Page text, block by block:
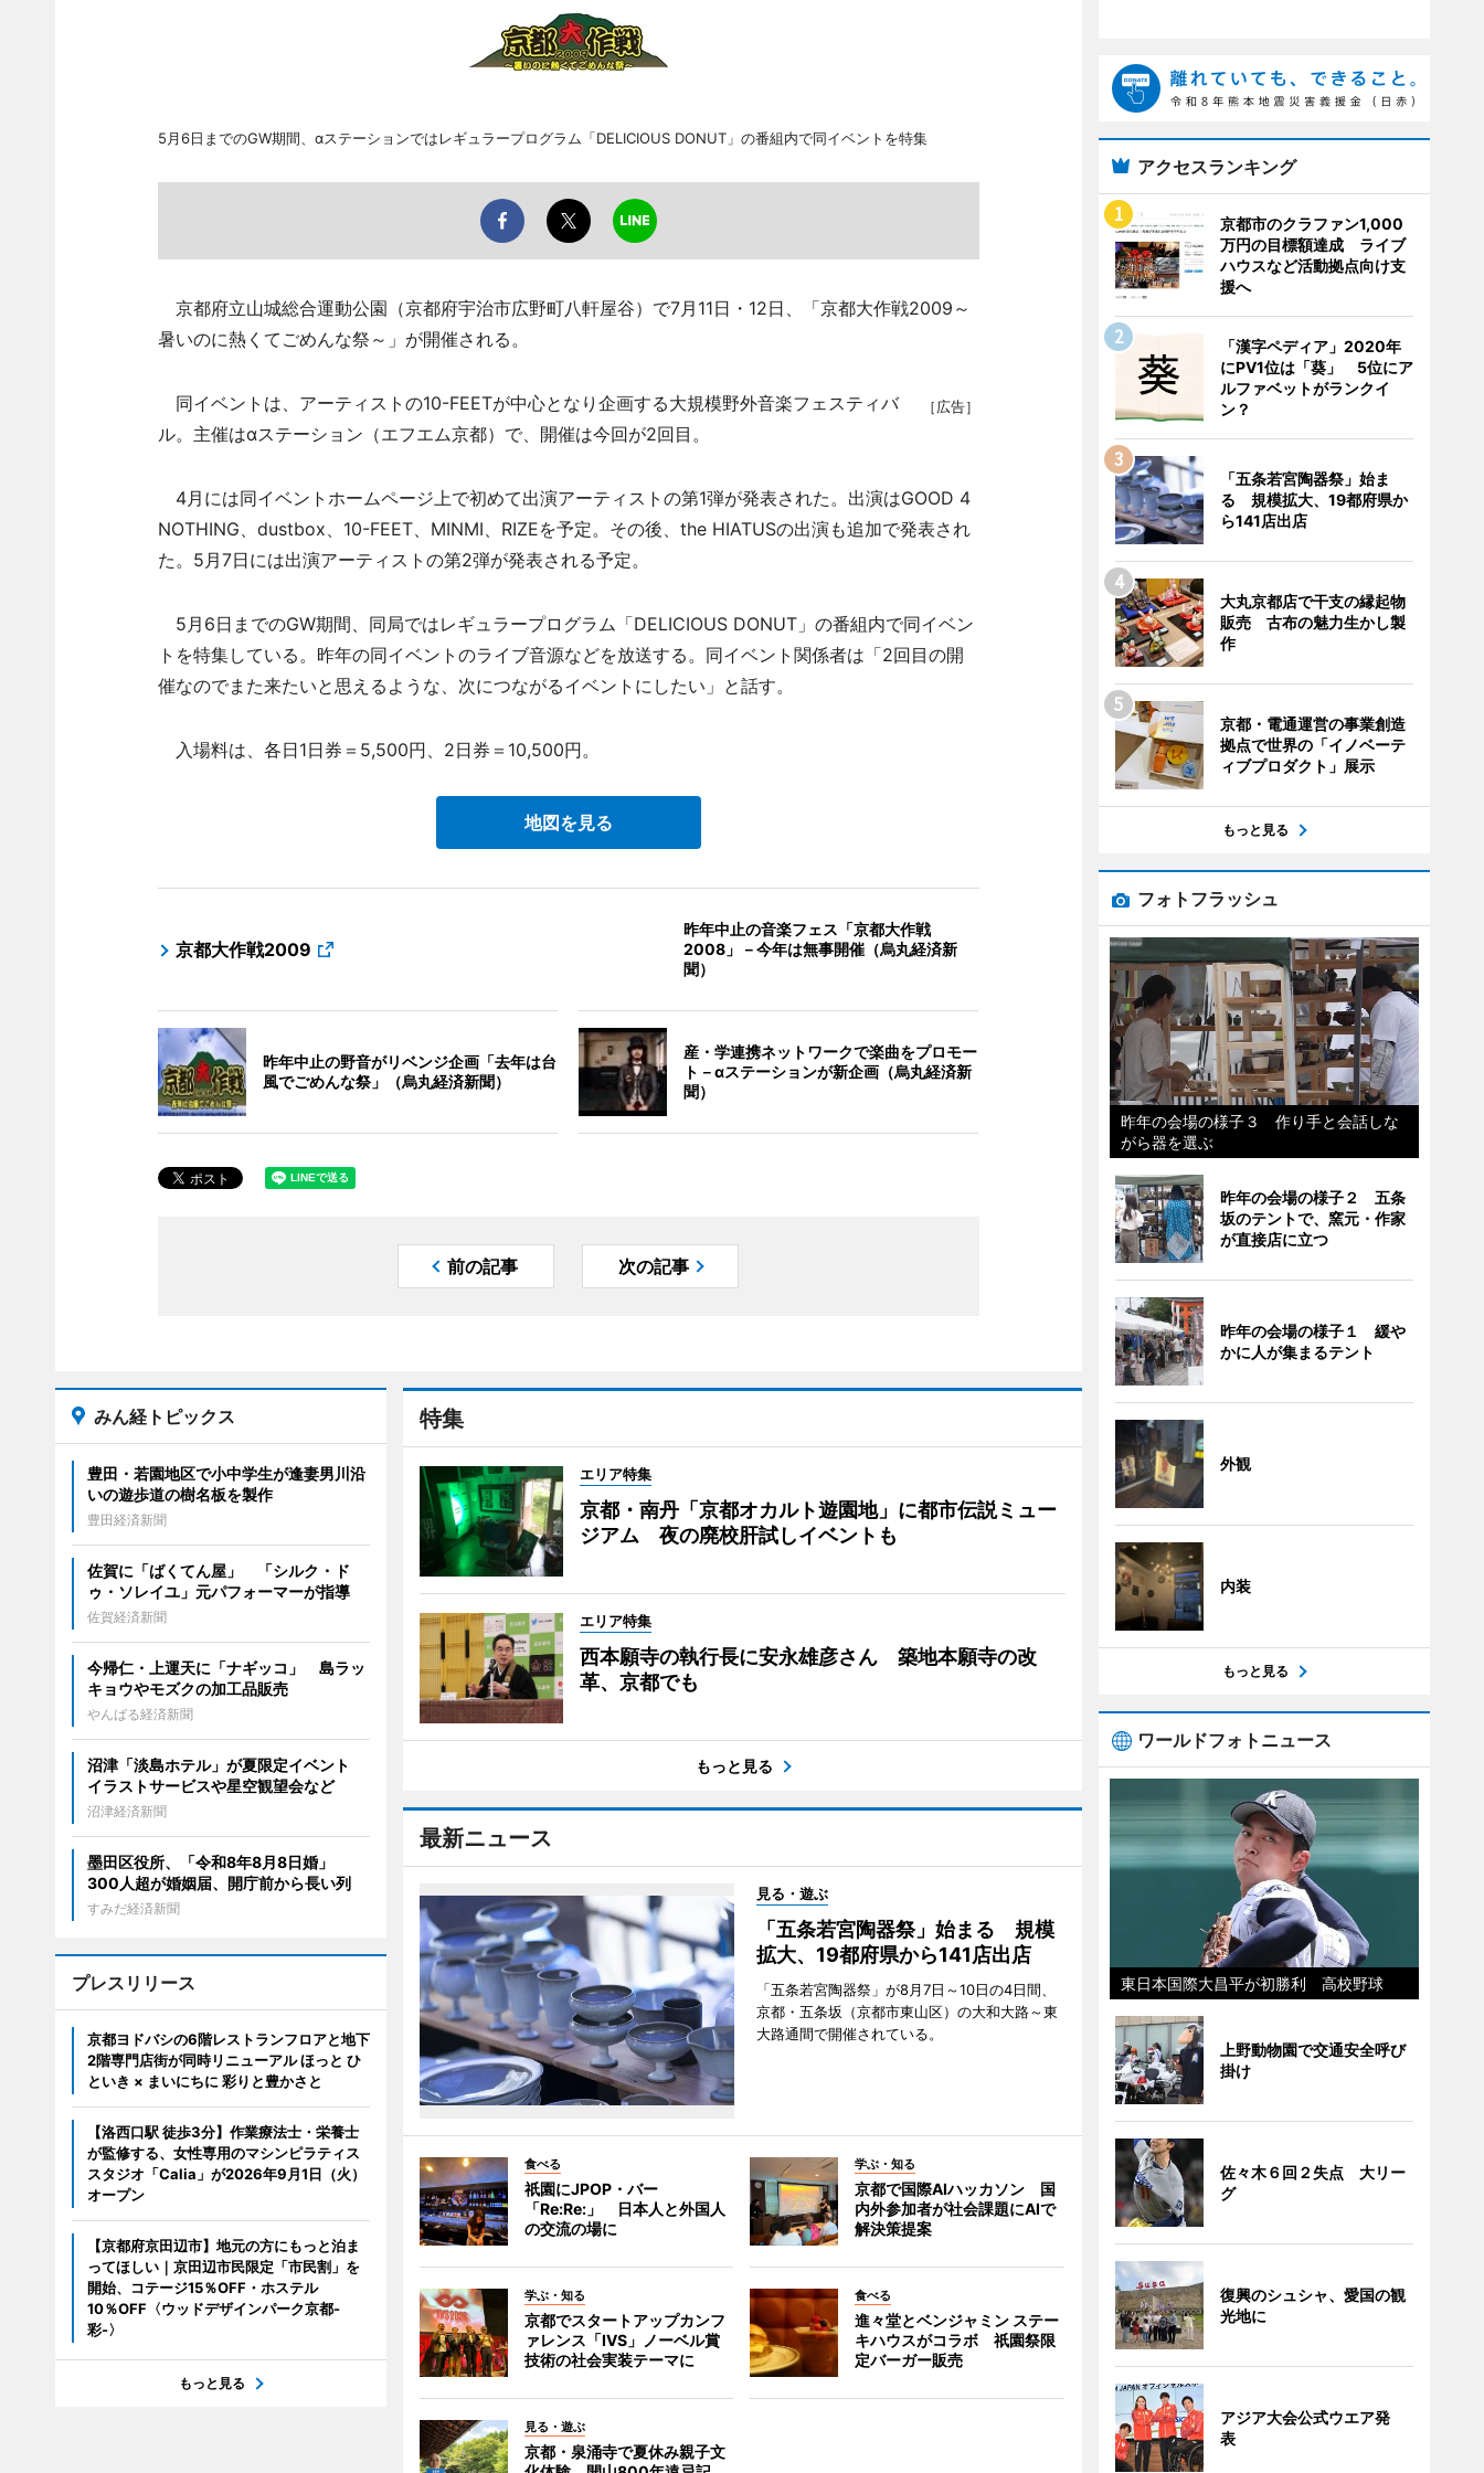
5月6日までのGW期間、αステーションではレギュラープログラム「DELICIOUS DONUT」の番組内で同イベントを特集
京都府立山城総合運動公園（京都府宇治市広野町八軒屋谷）で7月11日・12日、「京都大作戦2009～
暑いのに熱くてごめんな祭～」が開催される。
［広告］
同イベントは、アーティストの10-FEETが中心となり企画する大規模野外音楽フェスティバ
ル。主催はαステーション（エフエム京都）で、開催は今回が2回目。
4月には同イベントホームページ上で初めて出演アーティストの第1弾が発表された。出演はGOOD 4
NOTHING、dustbox、10-FEET、MINMI、RIZEを予定。その後、the HIATUSの出演も追加で発表され
た。5月7日には出演アーティストの第2弾が発表される予定。
5月6日までのGW期間、同局ではレギュラープログラム「DELICIOUS DONUT」の番組内で同イベン
トを特集している。昨年の同イベントのライブ音源などを放送する。同イベント関係者は「2回目の開
催なのでまた来たいと思えるような、次につながるイベントにしたい」と話す。
入場料は、各日1日券＝5,500円、2日券＝10,500円。
地図を見る
京都大作戦2009
昨年中止の音楽フェス「京都大作戦
2008」－今年は無事開催（烏丸経済新
聞）
昨年中止の野音がリベンジ企画「去年は台
風でごめんな祭」（烏丸経済新聞）
産・学連携ネットワークで楽曲をプロモー
ト－αステーションが新企画（烏丸経済新
聞）
前の記事 次の記事
特集
エリア特集
京都・南丹「京都オカルト遊園地」に都市伝説ミュー
ジアム 夜の廃校肝試しイベントも
エリア特集
西本願寺の執行長に安永雄彦さん 築地本願寺の改
革、京都でも
もっと見る
最新ニュース
見る・遊ぶ
「五条若宮陶器祭」始まる 規模
拡大、19都府県から141店出店
「五条若宮陶器祭」が8月7日～10日の4日間、
京都・五条坂（京都市東山区）の大和大路～東
大路通間で開催されている。
食べる
祇園にJPOP・バー
「Re:Re:」 日本人と外国人
の交流の場に
学ぶ・知る
京都で国際AIハッカソン 国
内外参加者が社会課題にAIで
解決策提案
学ぶ・知る
京都でスタートアップカンフ
ァレンス「IVS」ノーベル賞
技術の社会実装テーマに
食べる
進々堂とベンジャミン ステー
キハウスがコラボ 祇園祭限
定バーガー販売
見る・遊ぶ
京都・泉涌寺で夏休み親子文
みん経トピックス
豊田・若園地区で小中学生が逢妻男川沿
いの遊歩道の樹名板を製作
豊田経済新聞
佐賀に「ばくてん屋」 「シルク・ド
ゥ・ソレイユ」元パフォーマーが指導
佐賀経済新聞
今帰仁・上運天に「ナギッコ」 島ラッ
キョウやモズクの加工品販売
やんばる経済新聞
沼津「淡島ホテル」が夏限定イベント
イラストサービスや星空観望会など
沼津経済新聞
墨田区役所、「令和8年8月8日婚」
300人超が婚姻届、開庁前から長い列
すみだ経済新聞
プレスリリース
京都ヨドバシの6階レストランフロアと地下
2階専門店街が同時リニューアル ほっと ひ
といき × まいにちに 彩りと豊かさと
【洛西口駅 徒歩3分】作業療法士・栄養士
が監修する、女性専用のマシンピラティス
スタジオ「Calia」が2026年9月1日（火）
オープン
【京都府京田辺市】地元の方にもっと泊ま
ってほしい｜京田辺市民限定「市民割」を
開始、コテージ15％OFF・ホステル
10％OFF〈ウッドデザインパーク京都-
彩-〉
もっと見る
アクセスランキング
京都市のクラファン1,000
万円の目標額達成 ライブ
ハウスなど活動拠点向け支
援へ
「漢字ペディア」2020年
にPV1位は「葵」 5位にア
ルファベットがランクイ
ン？
「五条若宮陶器祭」始ま
る 規模拡大、19都府県か
ら141店出店
大丸京都店で干支の縁起物
販売 古布の魅力生かし製
作
京都・電通運営の事業創造
拠点で世界の「イノベーテ
ィブプロダクト」展示
もっと見る
フォトフラッシュ
昨年の会場の様子３ 作り手と会話しな
がら器を選ぶ
昨年の会場の様子２ 五条
坂のテントで、窯元・作家
が直接店に立つ
昨年の会場の様子１ 緩や
かに人が集まるテント
外観
内装
もっと見る
ワールドフォトニュース
東日本国際大昌平が初勝利 高校野球
上野動物園で交通安全呼び
掛け
佐々木６回２失点 大リー
グ
復興のシュシャ、愛国の観
光地に
アジア大会公式ウエア発
表